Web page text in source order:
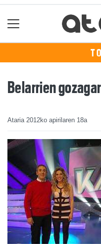
Belarrien
Ataria 2012ko apirilaren 18a